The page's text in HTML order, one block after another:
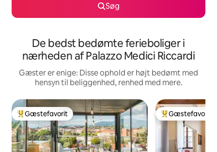
Søg
De bedst bedømte ferieboliger i
nærheden af Palazzo Medici Riccardi
Gæster er enige: Disse ophold er højt bedømt med
hensyn til beliggenhed, renhed med mere.
Bedste gæstefavorit
Gæstefavorit Bedste
Gæstefavorit